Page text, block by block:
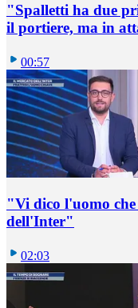
"Spalletti ha due
il portiere, ma in
00:57
"Vi dico l'uomo
dell'Inter"
02:03